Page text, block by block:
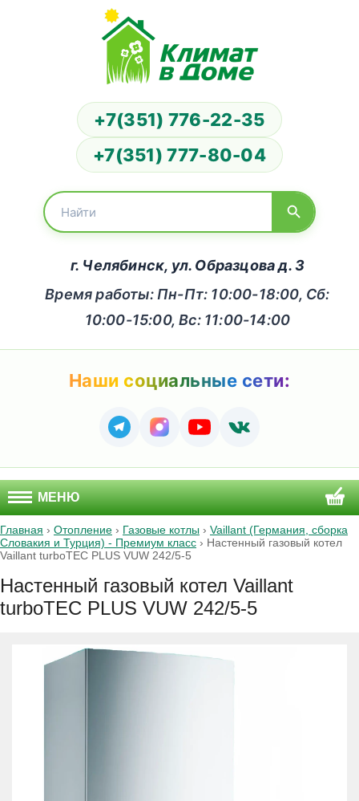
+7(351) 776-22-35
+7(351) 777-80-04
г. Челябинск, ул. Образцова д. 3
Время работы: Пн-Пт: 10:00-18:00, Сб:
10:00-15:00, Вс: 11:00-14:00
Наши социальные сети:
МЕНЮ
Главная › Отопление › Газовые котлы › Vaillant (Германия, сборка
Словакия и Турция) - Премиум класс › Настенный газовый котел
Vaillant turboTEC PLUS VUW 242/5-5
Настенный газовый котел Vaillant
turboTEC PLUS VUW 242/5-5